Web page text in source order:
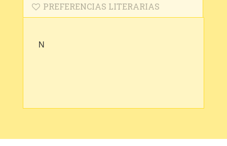
PREFERENCIAS LITERARIAS
N